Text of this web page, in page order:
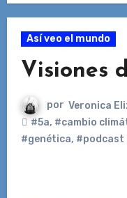
Así veo el mundo
Visiones
por Veronica
#5a, #cambio
#genética, #podcast